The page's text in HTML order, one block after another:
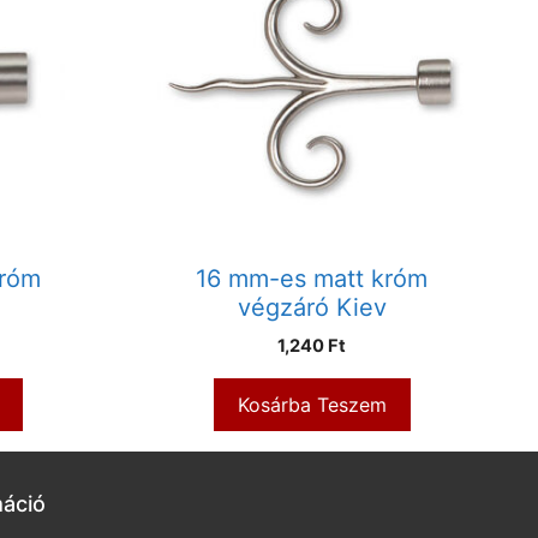
16 mm-es matt króm
végzáró Kiev
1,240 Ft
Kosárba Teszem